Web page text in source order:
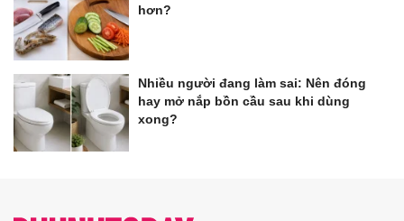
hơn?
Nhiều người đang làm sai: Nên đóng
hay mở nắp bồn cầu sau khi dùng
xong?